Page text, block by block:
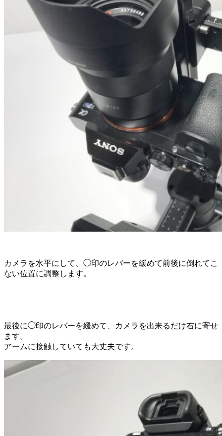
カメラを水平にして、◯印のレバーを緩めて前後に倒れてこ
ない位置に調整します。
最後に◯印のレバーを緩めて、カメラを出来るだけ右に寄せ
ます。
アームに接触していても大丈夫です。